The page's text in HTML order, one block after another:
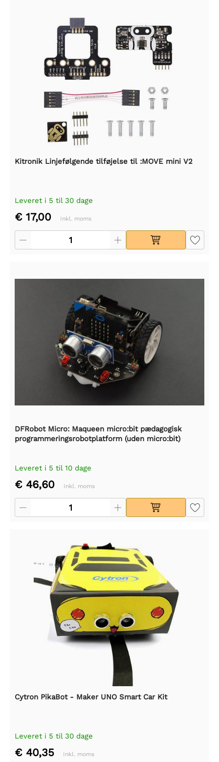
Kitronik Linjefølgende tilføjelse til :MOVE mini V2
Leveret i 5 til 30 dage
€ 17,00 Inkl. moms
DFRobot Micro: Maqueen micro:bit pædagogisk
programmeringsrobotplatform (uden micro:bit)
Leveret i 5 til 10 dage
€ 46,60 Inkl. moms
Cytron PikaBot - Maker UNO Smart Car Kit
Leveret i 5 til 30 dage
€ 40,35 Inkl. moms